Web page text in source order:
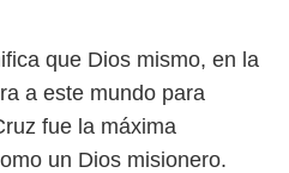
que Dios mismo, en la
a este mundo para
fue la máxima
un Dios misionero.